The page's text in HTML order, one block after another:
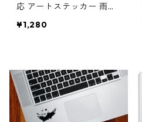
応 アートステッカー 雨雫
な黒
¥1,280